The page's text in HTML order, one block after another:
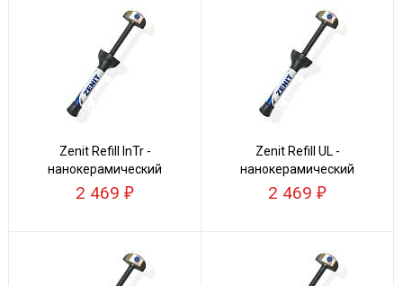
Zenit Refill InTr -
нанокерамический
композит
2 469
Zenit Refill UL -
нанокерамический
композит
2 469